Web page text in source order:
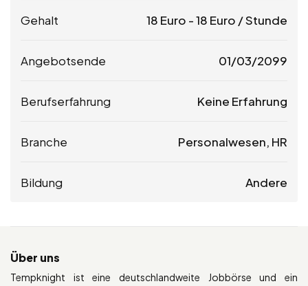
Gehalt 18 Euro -18 Euro / Stunde
Angebotsende 01/03/2099
Berufserfahrung Keine Erfahrung
Branche Personalwesen, HR
Bildung Andere
Über uns
Tempknight ist eine deutschlandweite Jobbörse und ein